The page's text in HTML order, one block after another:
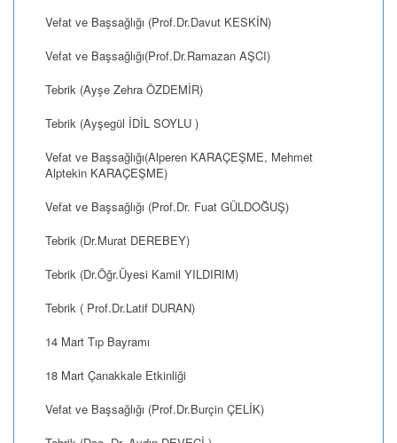
Vefat ve Başsağlığı (Prof.Dr.Davut KESKİN)
Vefat ve Başsağlığı(Prof.Dr.Ramazan AŞCI)
Tebrik (Ayşe Zehra ÖZDEMİR)
Tebrik (Ayşegül İDİL SOYLU )
Vefat ve Başsağlığı(Alperen KARAÇEŞME, Mehmet
Alptekin KARAÇEŞME)
Vefat ve Başsağlığı (Prof.Dr. Fuat GÜLDOĞUŞ)
Tebrik (Dr.Murat DEREBEY)
Tebrik (Dr.Öğr.Üyesi Kamil YILDIRIM)
Tebrik ( Prof.Dr.Latif DURAN)
14 Mart Tıp Bayramı
18 Mart Çanakkale Etkinliği
Vefat ve Başsağlığı (Prof.Dr.Burçin ÇELİK)